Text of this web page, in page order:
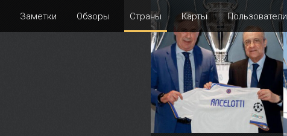
Заметки Обзоры Страны Карты Пользователи